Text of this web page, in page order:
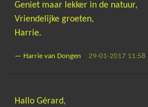
Geniet maar lekker in de natuur,
Vriendelijke groeten,
Harrie.
— Harrie van Dongen 29-01-2017 11:58
Hallo Gérard,